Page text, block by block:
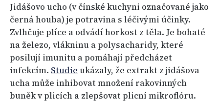
Jidášovo ucho (v čínské kuchyni označované jako
černá houba) je potravina s léčivými účinky.
Zvlhčuje plíce a odvádí horkost z těla. Je bohaté
na železo, vlákninu a polysacharidy, které
posilují imunitu a pomáhají předcházet
infekcím. Studie ukázaly, že extrakt z jidášova
ucha může inhibovat množení rakovinných
buněk v plicích a zlepšovat plicní mikroflóru.